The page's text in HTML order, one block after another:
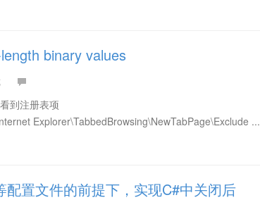
binary values
到注册表项
Explorer\TabbedBrowsing\NewTabPage\Exclude ...
配置文件的前提下，实现C#中关闭后